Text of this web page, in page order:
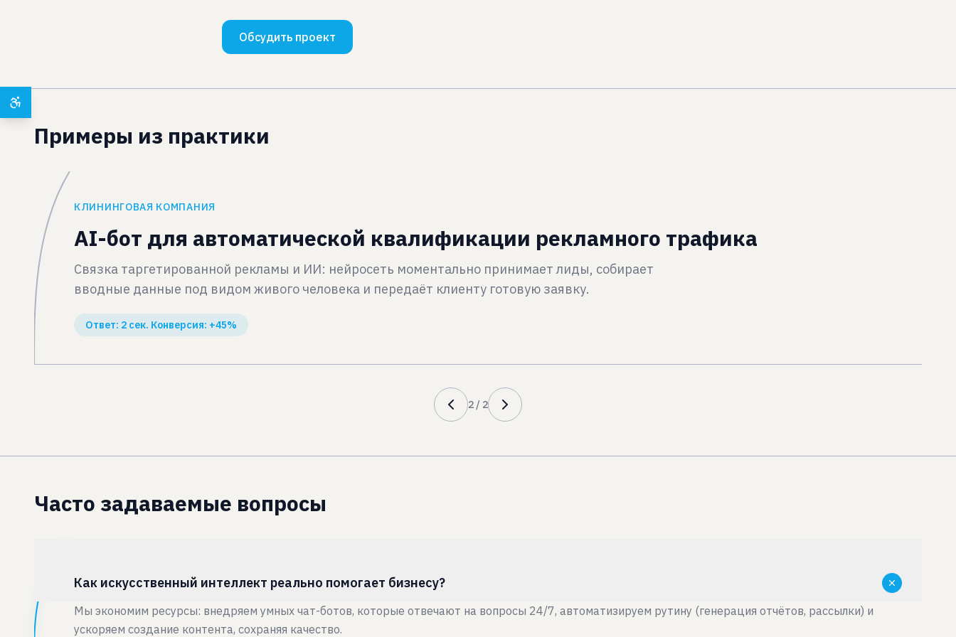
Обсудить проект
Примеры из практики
КЛИНИНГОВАЯ КОМПАНИЯ
AI-бот для автоматической квалификации рекламного трафика
Связка таргетированной рекламы и ИИ: нейросеть моментально принимает лиды, собирает
вводные данные под видом живого человека и передаёт клиенту готовую заявку.
Ответ: 2 сек. Конверсия: +45%
2 / 2
Часто задаваемые вопросы
Как искусственный интеллект реально помогает бизнесу?
Мы экономим ресурсы: внедряем умных чат-ботов, которые отвечают на вопросы 24/7, автоматизируем рутину (генерация отчётов, рассылки) и
ускоряем создание контента, сохраняя качество.